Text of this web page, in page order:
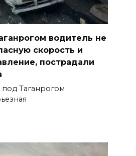
водитель не
скорость и
пострадали
под Таганрогом